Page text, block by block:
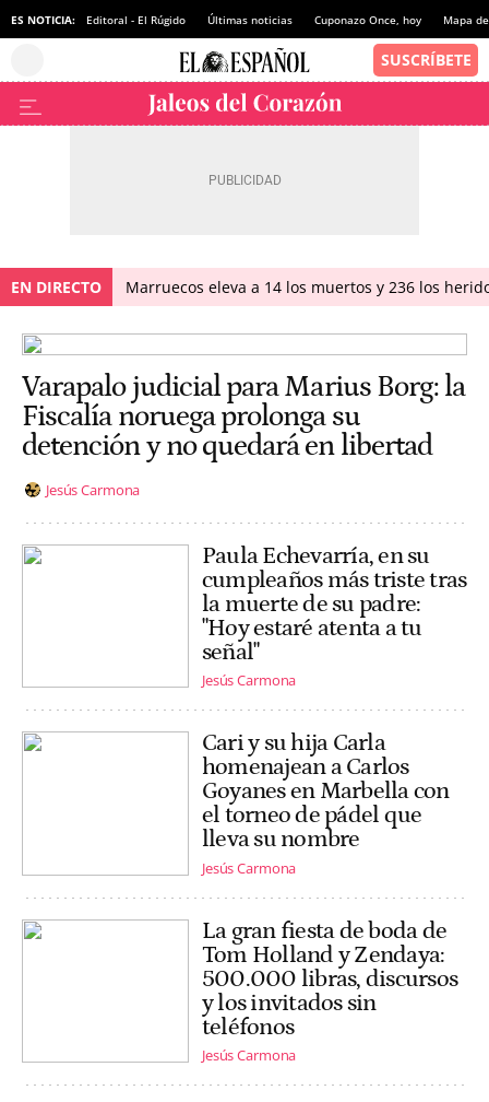
ES NOTICIA: Editoral - El Rúgido Últimas noticias Cuponazo Once, hoy Mapa
EN DIRECTO Marruecos eleva a 14 los muertos y 236 los
Varapalo judicial para Marius Borg: la
Fiscalía noruega prolonga su
detención y no quedará en libertad
Jesús Carmona
Paula Echevarría, en su
cumpleaños más triste tras
la muerte de su padre:
"Hoy estaré atenta a tu
señal"
Jesús Carmona
Cari y su hija Carla
homenajean a Carlos
Goyanes en Marbella con
el torneo de pádel que
lleva su nombre
Jesús Carmona
La gran fiesta de boda de
Tom Holland y Zendaya:
500.000 libras, discursos
y los invitados sin
teléfonos
Jesús Carmona